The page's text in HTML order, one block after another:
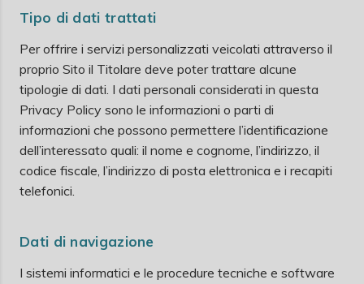
Tipo di dati trattati
Per offrire i servizi personalizzati veicolati attraverso il
proprio Sito il Titolare deve poter trattare alcune
tipologie di dati. I dati personali considerati in questa
Privacy Policy sono le informazioni o parti di
informazioni che possono permettere l’identificazione
dell’interessato quali: il nome e cognome, l’indirizzo, il
codice fiscale, l’indirizzo di posta elettronica e i recapiti
telefonici.
Dati di navigazione
I sistemi informatici e le procedure tecniche e software